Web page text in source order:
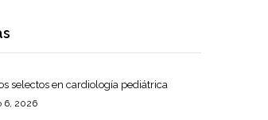
selectos en cardiología pediátrica
6, 2026